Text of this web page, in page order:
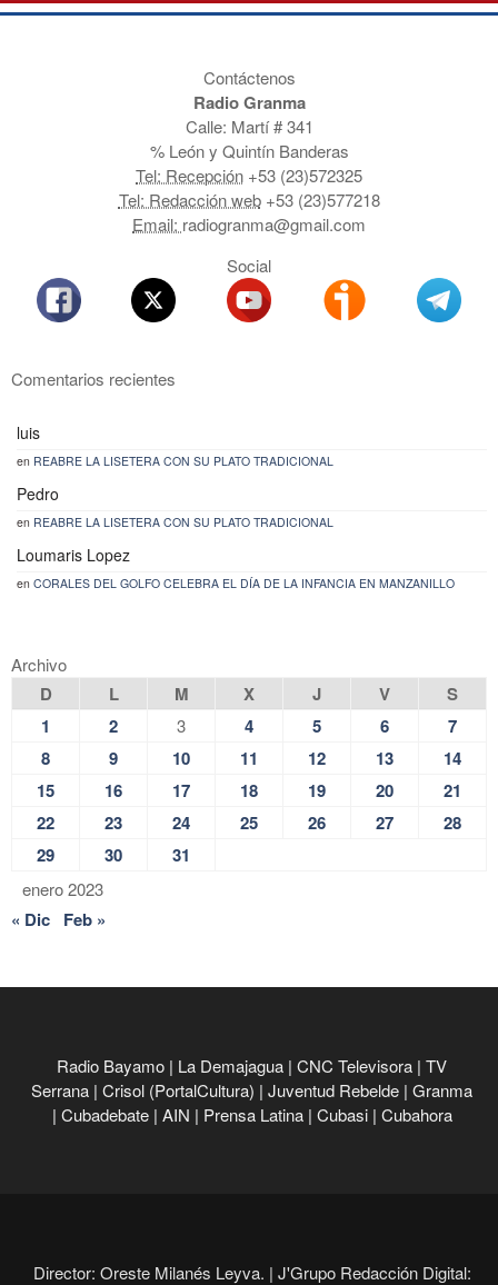
Contáctenos
Radio Granma
Calle: Martí # 341
% León y Quintín Banderas
Tel: Recepción +53 (23)572325
Tel: Redacción web+53 (23)577218
Email: radiogranma@gmail.com
Social
Comentarios recientes
luis
en REABRE LA LISETERA CON SU PLATO TRADICIONAL
Pedro
en REABRE LA LISETERA CON SU PLATO TRADICIONAL
Loumaris Lopez
en CORALES DEL GOLFO CELEBRA EL DÍA DE LA INFANCIA EN MANZANILLO
Archivo
enero 2023
D L M X J V
S
1
2 3 4 5 6
7
8
9 10 11 12 13
14
15
16 17 18 19 20
21
22
23 24 25 26 27
28
29
30 31
« Dic Feb »
Radio Bayamo | La Demajagua | CNC Televisora | TV
Serrana | Crisol (PortalCultura) | Juventud Rebelde | Granma
| Cubadebate | AIN | Prensa Latina | Cubasi | Cubahora
Director: Oreste Milanés Leyva. | J'Grupo Redacción Digital: